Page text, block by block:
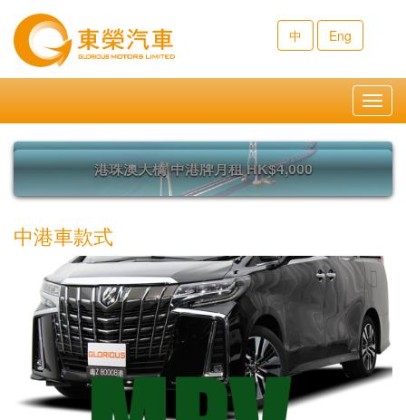
中 Eng
港珠澳大橋 中港牌月租 HK$4,000
深圳灣口岸 中港牌月租 HK$10,000
深圳灣口岸 中港牌月租 HK$10,000
皇崗口岸 中港牌月租 HK$13,000
皇崗口岸 中港牌月租 HK$13,000
文錦渡口岸 中港牌月租 HK$13,000
文錦渡口岸 中港牌月租 HK$13,000
沙頭角口岸 月租 HK$10,000
沙頭角口岸 月租 HK$10,000
中港車款式